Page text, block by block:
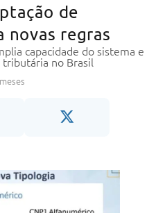
de
novas regras
capacidade do sistema e
tributária no Brasil